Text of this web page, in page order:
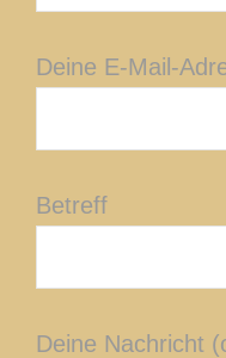
Deine E-Mail-
Betreff
Deine Nachricht